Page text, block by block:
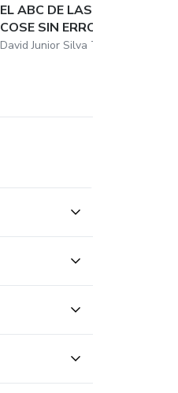
EL ABC DE LAS TELAS:
COSE SIN ERRORES
David Junior Silva Tomas